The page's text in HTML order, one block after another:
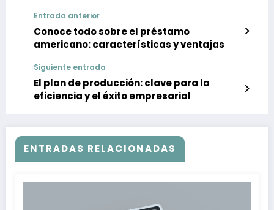
Entrada anterior
Conoce todo sobre el préstamo
americano: características y ventajas
Siguiente entrada
El plan de producción: clave para la
eficiencia y el éxito empresarial
ENTRADAS RELACIONADAS